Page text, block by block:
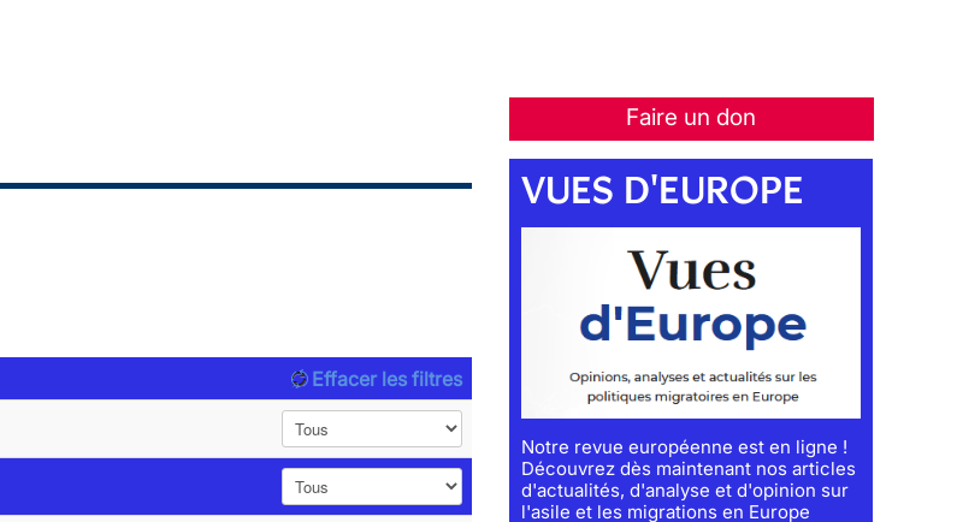
Faire un don
Effacer les filtres
VUES D'EUROPE
Notre revue européenne est en ligne !
Découvrez dès maintenant nos articles
d'actualités, d'analyse et d'opinion sur
l'asile et les migrations en Europe